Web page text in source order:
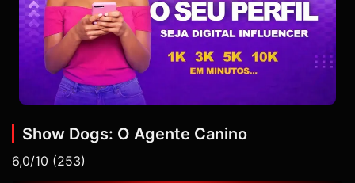
Show Dogs: O Agente Canino
6,0/10 (253)